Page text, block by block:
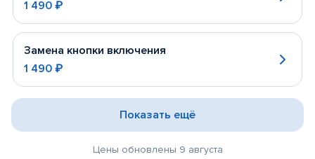
1 490 ₽
Замена кнопки включения
1 490 ₽
Цены обновлены 9 августа
Показать ещё